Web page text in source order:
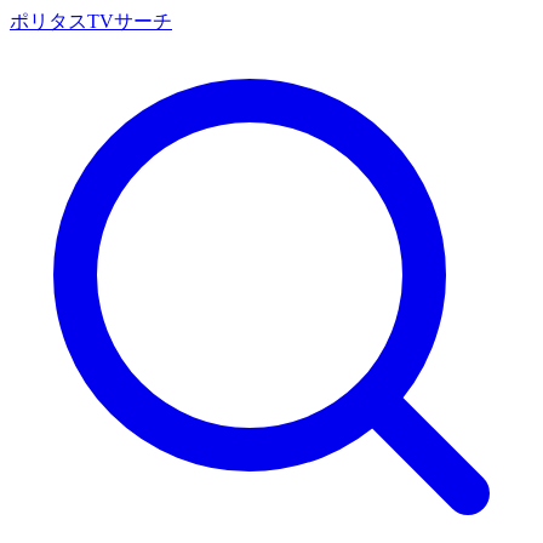
ポリタスTVサーチ